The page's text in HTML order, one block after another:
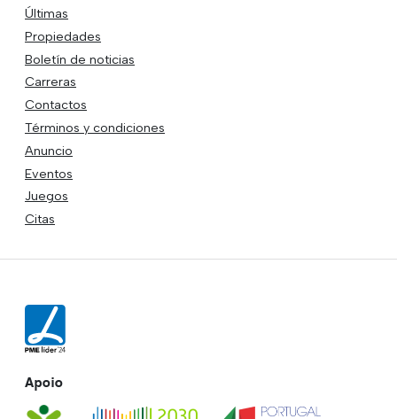
Últimas
Propiedades
Boletín de noticias
Carreras
Contactos
Términos y condiciones
Anuncio
Eventos
Juegos
Citas
Apoio